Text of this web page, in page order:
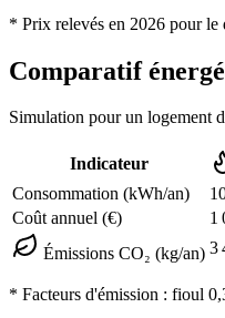
* Prix relevés en 2026 pour le
Comparatif
Simulation pour un logement
Indicateur
Consommation (kWh/an)
Coût annuel (€)
1
Émissions CO₂ (kg/an) 3
* Facteurs d'émission : fioul